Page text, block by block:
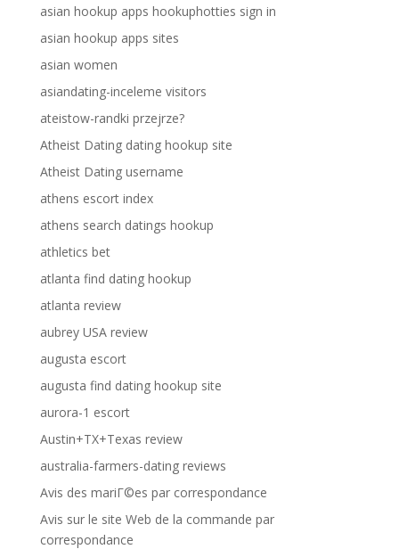
asian hookup apps hookuphotties sign in
asian hookup apps sites
asian women
asiandating-inceleme visitors
ateistow-randki przejrze?
Atheist Dating dating hookup site
Atheist Dating username
athens escort index
athens search datings hookup
athletics bet
atlanta find dating hookup
atlanta review
aubrey USA review
augusta escort
augusta find dating hookup site
aurora-1 escort
Austin+TX+Texas review
australia-farmers-dating reviews
Avis des mariГ©es par correspondance
Avis sur le site Web de la commande par
correspondance